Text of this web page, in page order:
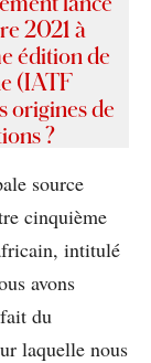
2021 à
édition de
(IATF
origines de
?
source
cinquième
intitulé
avons
du
laquelle nous